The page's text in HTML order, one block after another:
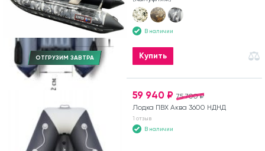
ОТГРУЗИМ ЗАВТРА
В наличии
Купить
75 700 ₽
59 940 ₽
Лодка ПВХ Аква 3600 НДНД
1 отзыв
В наличии